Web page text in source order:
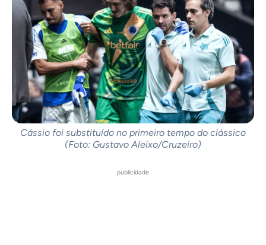
Cássio foi substituído no primeiro tempo do clássico
(Foto: Gustavo Aleixo/Cruzeiro)
publicidade